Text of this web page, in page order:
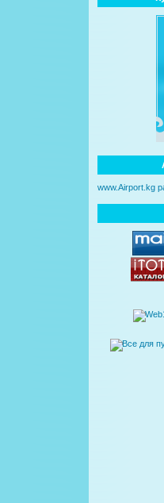
www.Airport.kg